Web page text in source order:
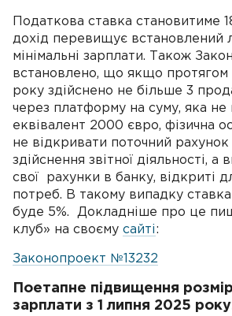
Податкова ставка становитиме
дохід перевищує встановлений
мінімальні зарплати. Також
встановлено, що якщо протягом
року здійснено не більше 3
через платформу на суму, яка
еквівалент 2000 євро, фізична
не відкривати поточний
здійснення звітної діяльності, а
свої рахунки в банку, відкриті
потреб. В такому випадку
буде 5%. Докладніше про це
клуб» на своєму сайті :
Законопроект №13232
Поетапне підвищення
зарплати з 1 липня 2025